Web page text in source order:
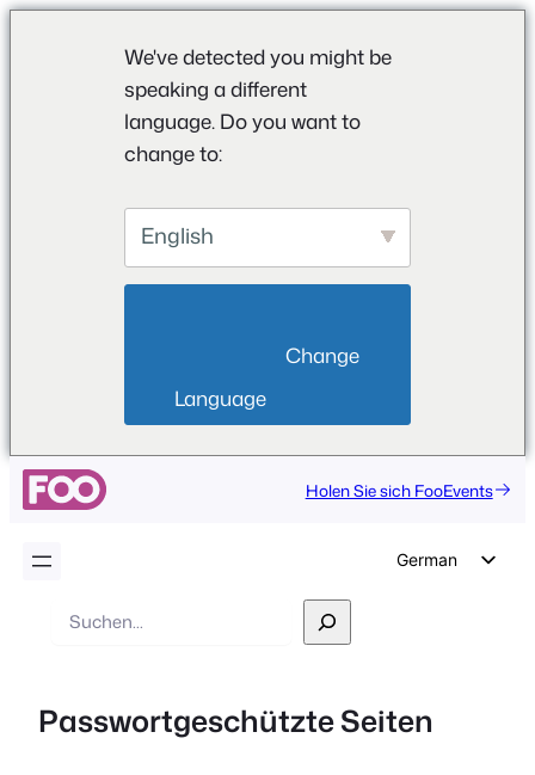
We've detected you might be
speaking a different
language. Do you want to
change to:
English
Language
Holen Sie sich FooEvents
German
Italian
Suche
Passwortgeschützte Seiten